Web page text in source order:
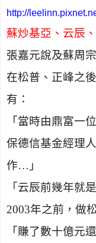
http://
蘇炒基亞、云辰
張嘉元說及蘇周
在松普、正峰之
有：
「當時由鼎富一
保德信基金經理
作…」
「云辰前幾年就
2003年之前，做
「賺了數十億元